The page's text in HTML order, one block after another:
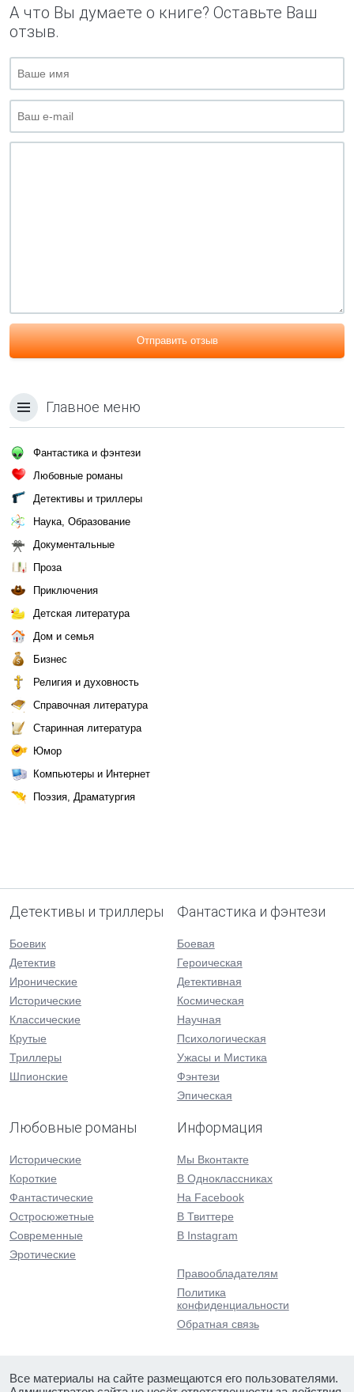
А что Вы думаете о книге? Оставьте Ваш
отзыв.
Отправить отзыв
Главное меню
Фантастика и фэнтези
Любовные романы
Детективы и триллеры
Наука, Образование
Документальные
Проза
Приключения
Детская литература
Дом и семья
Бизнес
Религия и духовность
Справочная литература
Старинная литература
Юмор
Компьютеры и Интернет
Поэзия, Драматургия
Детективы и триллеры
Боевик
Детектив
Иронические
Исторические
Классические
Крутые
Триллеры
Шпионские
Фантастика и фэнтези
Боевая
Героическая
Детективная
Космическая
Научная
Психологическая
Ужасы и Мистика
Фэнтези
Эпическая
Любовные романы
Исторические
Короткие
Фантастические
Остросюжетные
Современные
Эротические
Информация
Мы Вконтакте
В Одноклассниках
На Facebook
В Твиттере
В Instagram
Правообладателям
Политика
конфиденциальности
Обратная связь
Все материалы на сайте размещаются его пользователями.